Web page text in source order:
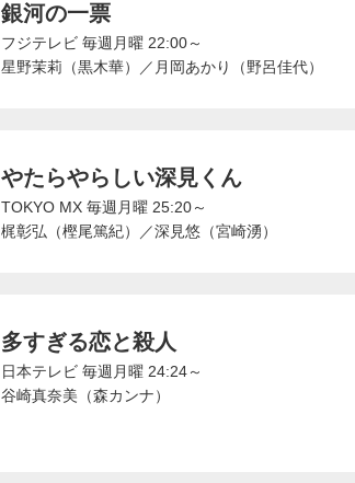
銀河の一票
フジテレビ 毎週月曜 22:00～
星野茉莉（黒木華）
／ 月岡あかり（野呂佳代）
やたらやらしい深見くん
TOKYO MX 毎週月曜 25:20～
梶彰弘（樫尾篤紀）
／深見悠（宮崎湧）
多すぎる恋と殺人
日本テレビ 毎週月曜 24:24～
谷崎真奈美（森カンナ）